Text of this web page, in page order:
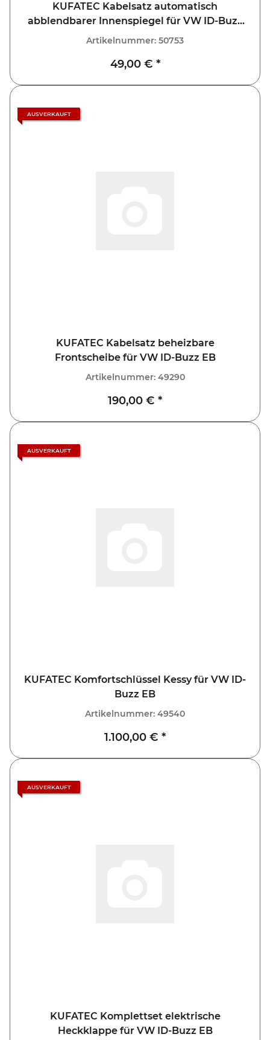
KUFATEC Kabelsatz automatisch
abblendbarer Innenspiegel für VW ID-Buzz
Artikelnummer: 50753
49,00 € *
AUSVERKAUFT
KUFATEC Kabelsatz beheizbare
Frontscheibe für VW ID-Buzz EB
Artikelnummer: 49290
190,00 € *
AUSVERKAUFT
KUFATEC Komfortschlüssel Kessy für VW ID-
Buzz EB
Artikelnummer: 49540
1.100,00 € *
AUSVERKAUFT
KUFATEC Komplettset elektrische
Heckklappe für VW ID-Buzz EB